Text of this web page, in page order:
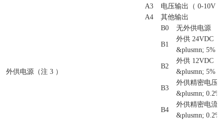
A3
电压输出（ 0-10V
A4
其他输出
外供电源（注 3 ）
B0 无外供电源
B1
外供 24VDC
&plusmn; 5%
B2
外供 12VDC
&plusmn; 5%
B3
外供精密电压
&plusmn;
B4
外供精密电流
&plusmn;